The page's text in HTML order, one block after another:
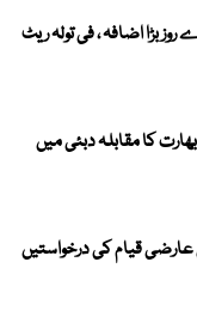
بڑا اضافہ ، فی تولہ ریٹ
پاکستان اور بھارت کا مقابلہ دبئی میں
عارضی قیام کی درخواستیں